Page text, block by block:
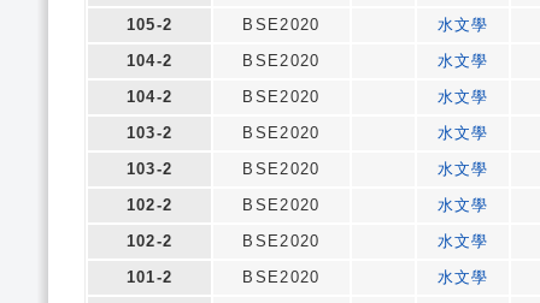
105-2
BSE2020
水文學
104-2
BSE2020
水文學
104-2
BSE2020
水文學
103-2
BSE2020
水文學
103-2
BSE2020
水文學
102-2
BSE2020
水文學
102-2
BSE2020
水文學
101-2
BSE2020
水文學